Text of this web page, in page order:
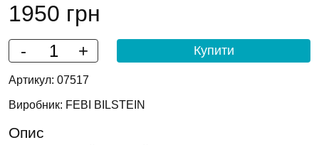
1950 грн
- +
Артикул: 07517
Виробник: FEBI BILSTEIN
Опис